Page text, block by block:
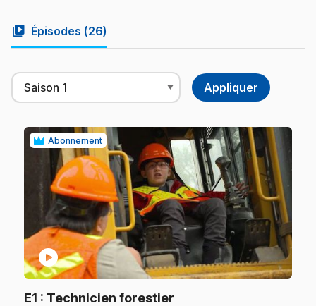
video_library Épisodes (26)
Abonnement
play_circle
E1 : Technicien forestier